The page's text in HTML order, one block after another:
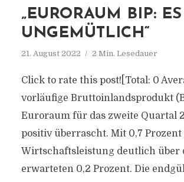
„EURORAUM BIP:
UNGEMÜTLICH“
21. August 2022 2 Min. Lesedauer
Click to rate this post![Total: 0
vorläufige Bruttoinlandsprodukt
Euroraum für das zweite Quartal
positiv überrascht. Mit 0,7 Prozent
Wirtschaftsleistung deutlich über
erwarteten 0,2 Prozent. Die